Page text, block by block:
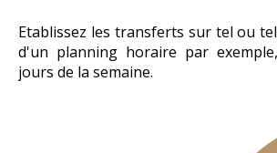
Etablissez les transferts sur tel ou
d'un planning horaire par
jours de la semaine.